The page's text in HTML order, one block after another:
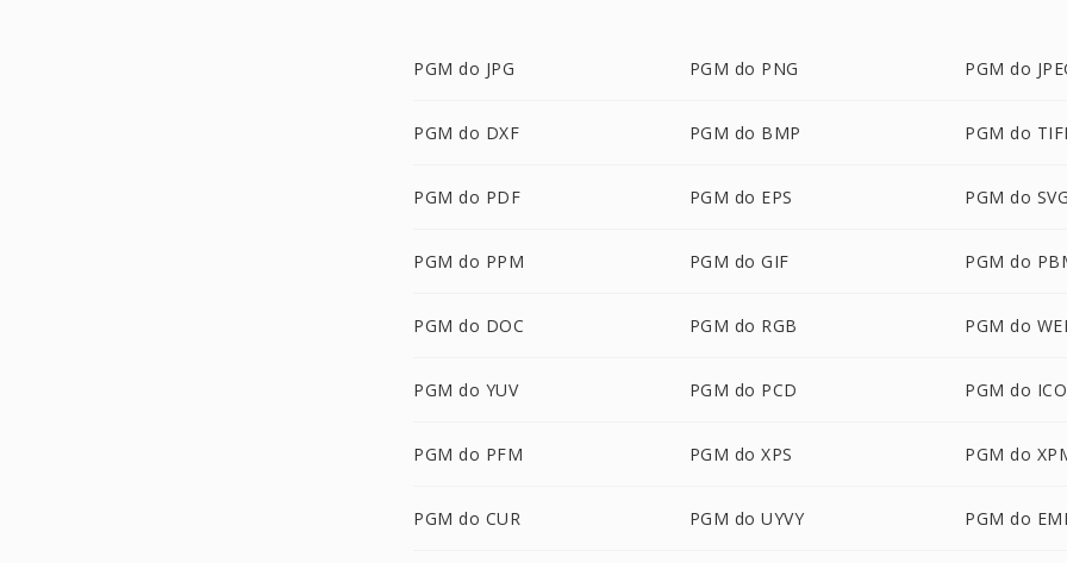
PGM do JPG PGM do PNG PGM do
PGM do DXF PGM do BMP PGM do
PGM do PDF PGM do EPS PGM do SVG
PGM do PPM PGM do GIF PGM do
PGM do DOC PGM do RGB PGM do
PGM do YUV PGM do PCD PGM do ICO
PGM do PFM PGM do XPS PGM do
PGM do CUR PGM do UYVY PGM do